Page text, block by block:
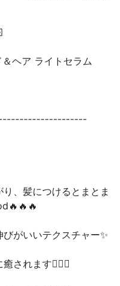
ヘア ライトセラム
、髪につけるとまとま
がいいテクスチャー✨
されます🙆🏻‍♂️